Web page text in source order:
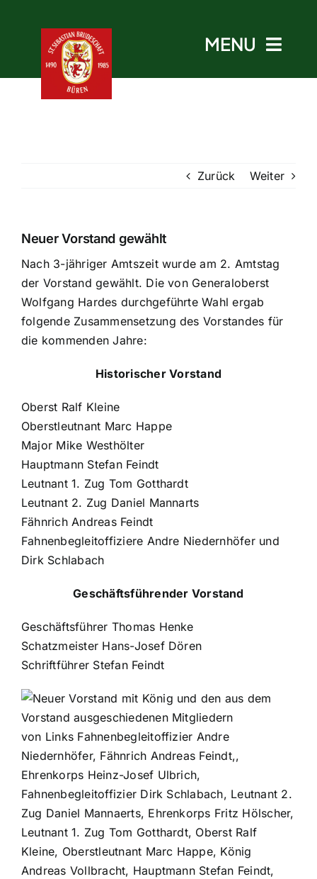
MENU
Bruderschaft
Historisches
Kontakt
Zurück Weiter
Neuer Vorstand gewählt
Nach 3-jähriger Amtszeit wurde am 2. Amtstag
der Vorstand gewählt. Die von Generaloberst
Wolfgang Hardes durchgeführte Wahl ergab
folgende Zusammensetzung des Vorstandes für
die kommenden Jahre:
Historischer Vorstand
Oberst Ralf Kleine
Oberstleutnant Marc Happe
Major Mike Westhölter
Hauptmann Stefan Feindt
Leutnant 1. Zug Tom Gotthardt
Leutnant 2. Zug Daniel Mannarts
Fähnrich Andreas Feindt
Fahnenbegleitoffiziere Andre Niedernhöfer und
Dirk Schlabach
Geschäftsführender Vorstand
Geschäftsführer Thomas Henke
Schatzmeister Hans-Josef Dören
Schriftführer Stefan Feindt
von Links Fahnenbegleitoffizier Andre
Niedernhöfer, Fähnrich Andreas Feindt,,
Ehrenkorps Heinz-Josef Ulbrich,
Fahnenbegleitoffizier Dirk Schlabach, Leutnant 2.
Zug Daniel Mannaerts, Ehrenkorps Fritz Hölscher,
Leutnant 1. Zug Tom Gotthardt, Oberst Ralf
Kleine, Oberstleutnant Marc Happe, König
Andreas Vollbracht, Hauptmann Stefan Feindt,